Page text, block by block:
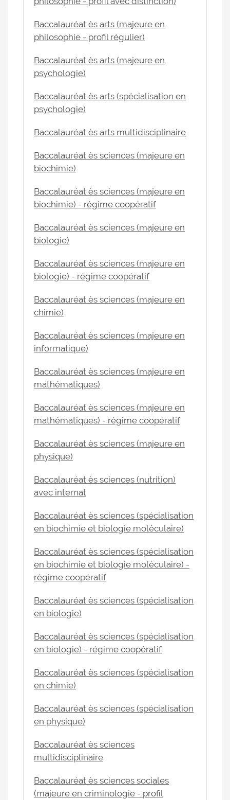
Baccalauréat ès arts (majeure en
philosophie - profil régulier)
Baccalauréat ès arts (majeure en
psychologie)
Baccalauréat ès arts (spécialisation en
psychologie)
Baccalauréat ès arts multidisciplinaire
Baccalauréat ès sciences (majeure en
biochimie)
Baccalauréat ès sciences (majeure en
biochimie) - régime coopératif
Baccalauréat ès sciences (majeure en
biologie)
Baccalauréat ès sciences (majeure en
biologie) - régime coopératif
Baccalauréat ès sciences (majeure en
chimie)
Baccalauréat ès sciences (majeure en
informatique)
Baccalauréat ès sciences (majeure en
mathématiques)
Baccalauréat ès sciences (majeure en
mathématiques) - régime coopératif
Baccalauréat ès sciences (majeure en
physique)
Baccalauréat ès sciences (nutrition)
avec internat
Baccalauréat ès sciences (spécialisation
en biochimie et biologie moléculaire)
Baccalauréat ès sciences (spécialisation
en biochimie et biologie moléculaire) -
régime coopératif
Baccalauréat ès sciences (spécialisation
en biologie)
Baccalauréat ès sciences (spécialisation
en biologie) - régime coopératif
Baccalauréat ès sciences (spécialisation
en chimie)
Baccalauréat ès sciences (spécialisation
en physique)
Baccalauréat ès sciences
multidisciplinaire
Baccalauréat ès sciences sociales
(majeure en criminologie - profil